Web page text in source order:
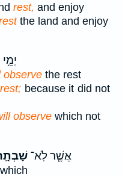
rest, and enjoy
the land and enjoy
observe the rest
because it did not
observe which not
אֲשֶׁ֧ר לֹֽא־